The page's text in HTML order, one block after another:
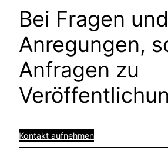
Bei Fragen und
Anregungen,
Anfragen zu
Kontakt aufnehmen